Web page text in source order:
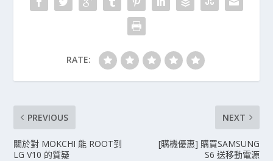
RATE:
PREVIOUS
關於對 MOKCHI 能 ROOT到
LG V10 的質疑
NEXT
[購機優惠] 購買SAMSUNG
S6 送移動電源